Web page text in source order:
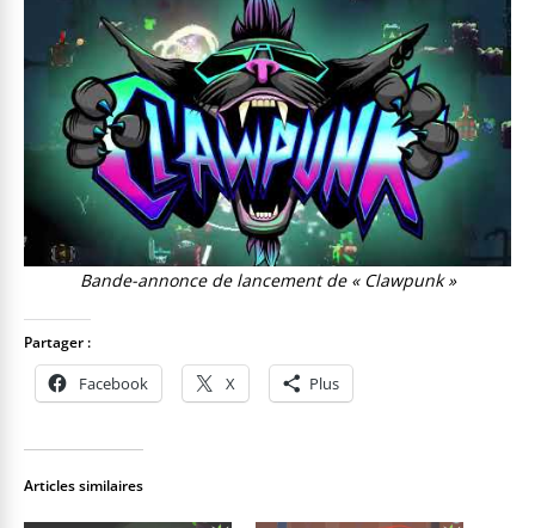
Bande-annonce de lancement de « Clawpunk »
Partager :
Facebook X Plus
Articles similaires